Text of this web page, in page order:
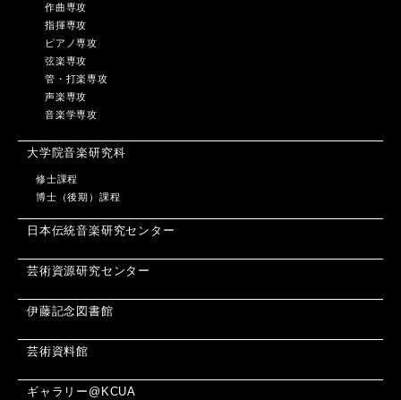
作曲専攻
指揮専攻
ピアノ専攻
弦楽専攻
管・打楽専攻
声楽専攻
音楽学専攻
大学院音楽研究科
修士課程
博士（後期）課程
日本伝統音楽研究センター
芸術資源研究センター
伊藤記念図書館
芸術資料館
ギャラリー@KCUA